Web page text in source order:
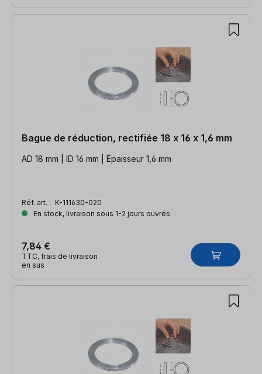
Bague de réduction, rectifiée 18 x 16 x 1,6 mm
AD 18 mm | ID 16 mm | Épaisseur 1,6 mm
Réf. art. : K-111630-020
En stock, livraison sous 1-2 jours ouvrés
7,84 €
TTC, frais de livraison
en sus